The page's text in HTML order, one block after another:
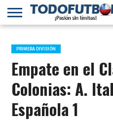
PRIMERA
B
SELECCIÓN
CHILENA
CHILENOS
EN EL
MUNDO
FÚTBOL
INTERNACIONAL
PRIMERA DIVISIÓN
Empate en el
Colonias: A.
Española 1